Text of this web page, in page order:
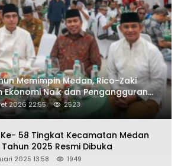
Memimpin Medan, Rico-Zaki
Ekonomi Naik dan Pengangguran
2026 22:55 2523
Ke- 58 Tingkat Kecamatan Medan
2025 Resmi Dibuka
2025 13:58 1949